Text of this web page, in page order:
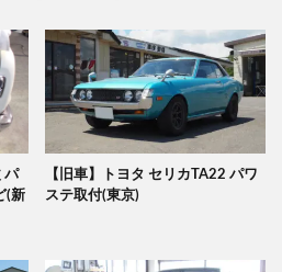
パ
(新
【旧車】トヨタ セリカTA22 パワ
ステ取付(東京)